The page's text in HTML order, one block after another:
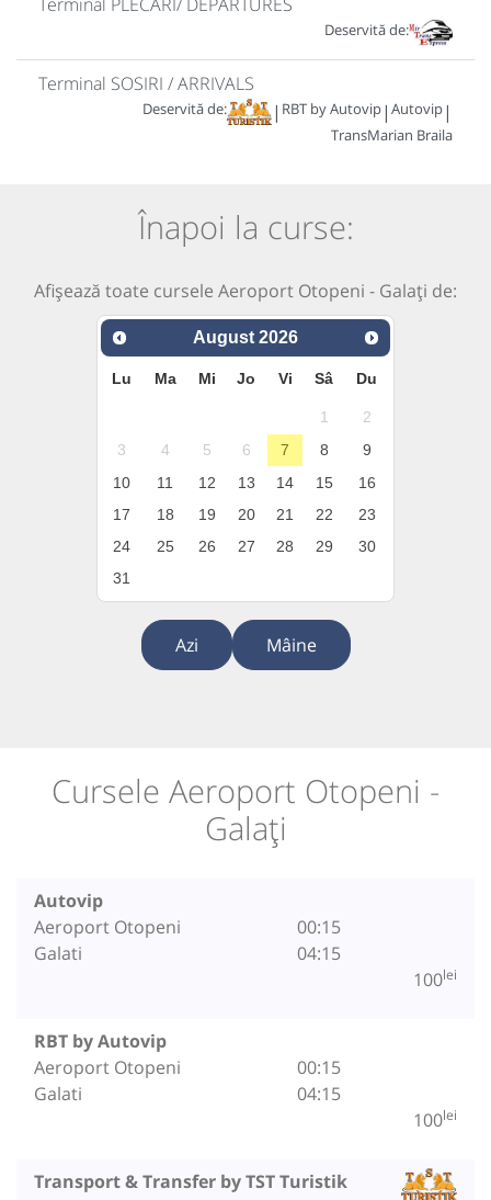
Deservită de:
Terminal SOSIRI / ARRIVALS
Deservită de: | RBT by Autovip| Autovip|
TransMarian Braila
Înapoi la curse:
Afișează toate cursele Aeroport Otopeni - Galați de:
August 2026
Lu Ma Mi Jo Vi Sâ Du
1
2
3
4 5 6 7 8
9
10
11 12 13 14 15
16
17
18 19 20 21 22
23
24
25 26 27 28 29
30
31
Azi Mâine
Cursele Aeroport Otopeni -
Galați
Autovip
Aeroport Otopeni
Galati
00:15
04:15
100lei
RBT by Autovip
Aeroport Otopeni
Galati
00:15
04:15
100lei
Transport & Transfer by TST Turistik